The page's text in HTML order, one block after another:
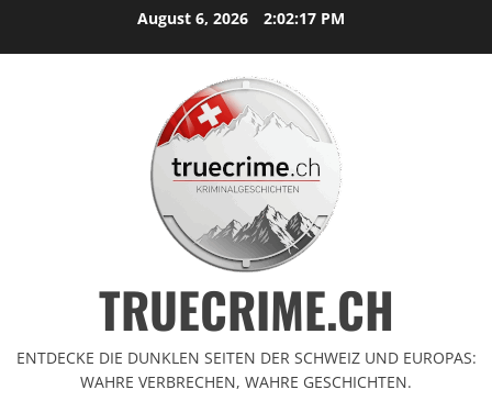
August 6, 2026 2:02:19 PM
TRUECRIME.CH
ENTDECKE DIE DUNKLEN SEITEN DER SCHWEIZ UND EUROPAS:
WAHRE VERBRECHEN, WAHRE GESCHICHTEN.